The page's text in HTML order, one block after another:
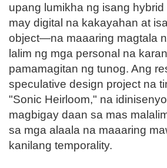
upang lumikha ng isang
may digital na kakayahan at
object—na maaaring magtala
lalim ng mga personal na
pamamagitan ng tunog. Ang
speculative design project na
"Sonic Heirloom," na
magbigay daan sa mas
sa mga alaala na maaaring
kanilang temporality.